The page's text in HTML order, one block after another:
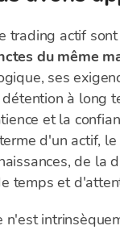
trading actif sont
du même
ses
à long
et la
d'un actif,
de la
temps et
n'est